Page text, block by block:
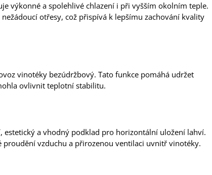
výkonné a spolehlivé chlazení i při vyšším okolním teple.
otřesy, což přispívá k lepšímu zachování kvality
vinotéky bezúdržbový. Tato funkce pomáhá udržet
ovlivnit teplotní stabilitu.
estetický a vhodný podklad pro horizontální uložení lahví.
vzduchu a přirozenou ventilaci uvnitř vinotéky.